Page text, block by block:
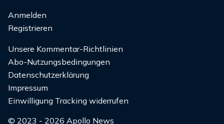
Anmelden
Registrieren
Unsere Kommentar-Richtlinien
Abo-Nutzungsbedingungen
Datenschutzerklärung
Impressum
Einwilligung Tracking widerrufen
© 2023 - 2026 Apollo News